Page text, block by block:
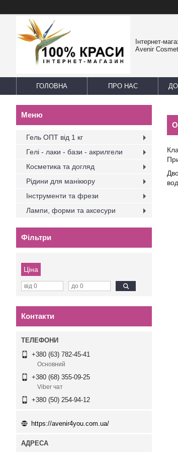
Інтернет-
Avenir
ГОЛОВНА ПРО НАС
Гель ОПТ від 1 кг
Гелі - лаки - бази - акрилгели
Косметика та догляд
Рідини для манікюру
Інструменти та фрези
Лампи, форми та аксесури
Фільтри
Ціна
Контакти
+380 (63) 782-45-41
Основний
+380 (68) 355-09-25
Viber чат
+380 (50) 254-94-12
https://avenir4you.com.ua/